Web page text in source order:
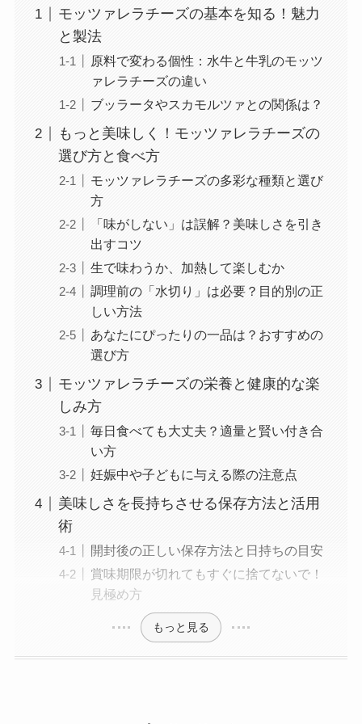
モッツァレラチーズの基本を知る！魅力
と製法
原料で変わる個性：水牛と牛乳のモッツ
ァレラチーズの違い
ブッラータやスカモルツァとの関係は？
もっと美味しく！モッツァレラチーズの
選び方と食べ方
モッツァレラチーズの多彩な種類と選び
方
「味がしない」は誤解？美味しさを引き
出すコツ
生で味わうか、加熱して楽しむか
調理前の「水切り」は必要？目的別の正
しい方法
あなたにぴったりの一品は？おすすめの
選び方
モッツァレラチーズの栄養と健康的な楽
しみ方
毎日食べても大丈夫？適量と賢い付き合
い方
妊娠中や子どもに与える際の注意点
美味しさを長持ちさせる保存方法と活用
術
開封後の正しい保存方法と日持ちの目安
賞味期限が切れてもすぐに捨てないで！
見極め方
もっと見る